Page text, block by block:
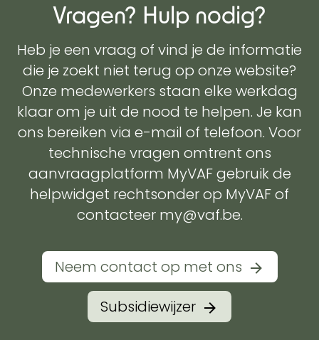
Vragen? Hulp nodig?
Heb je een vraag of vind je de informatie
die je zoekt niet terug op onze website?
Onze medewerkers staan elke werkdag
klaar om je uit de nood te helpen. Je kan
ons bereiken via e-mail of telefoon. Voor
technische vragen omtrent ons
aanvraagplatform MyVAF gebruik de
helpwidget rechtsonder op MyVAF of
contacteer my@vaf.be.
Neem contact op met ons
Subsidiewijzer